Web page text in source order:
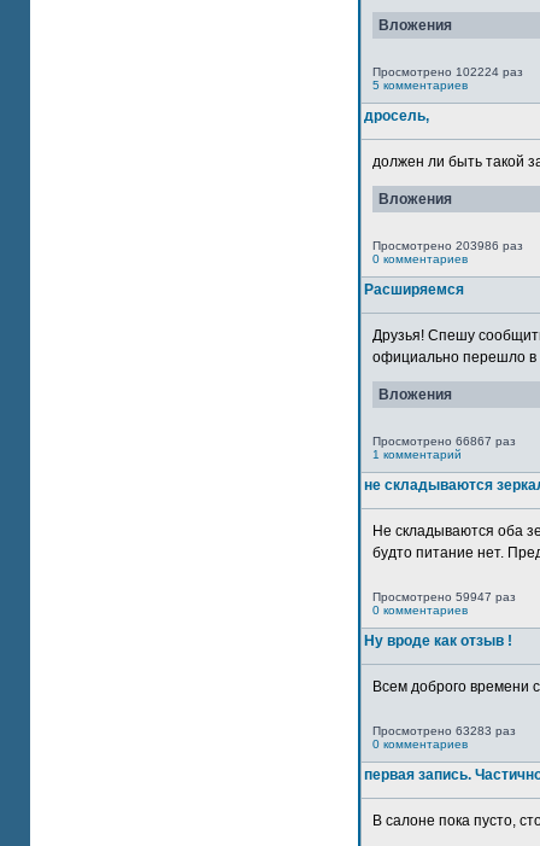
Вложения
Просмотрено 102224 раз
5 комментариев
дросель,
должен ли быть такой
Вложения
Просмотрено 203986 раз
0 комментариев
Расширяемся
Друзья! Спешу
официально перешло в
Вложения
Просмотрено 66867 раз
1 комментарий
не складываются
Не складываются оба
будто питание нет.
Просмотрено 59947 раз
0 комментариев
Ну вроде как отзыв !
Всем доброго времени
Просмотрено 63283 раз
0 комментариев
первая запись.
В салоне пока пусто,